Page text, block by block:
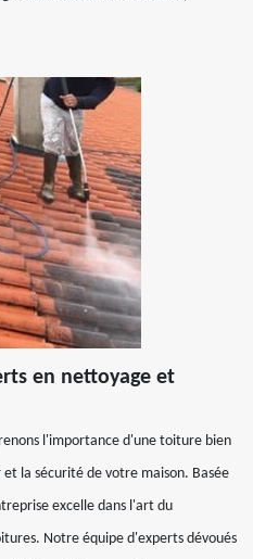
en nettoyage et
l'importance d'une toiture bien
la sécurité de votre maison. Basée
excelle dans l'art du
Notre équipe d'experts dévoués